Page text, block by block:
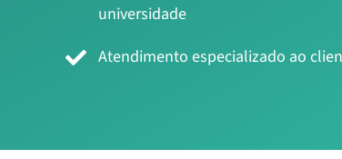
universidade
Atendimento especializado ao